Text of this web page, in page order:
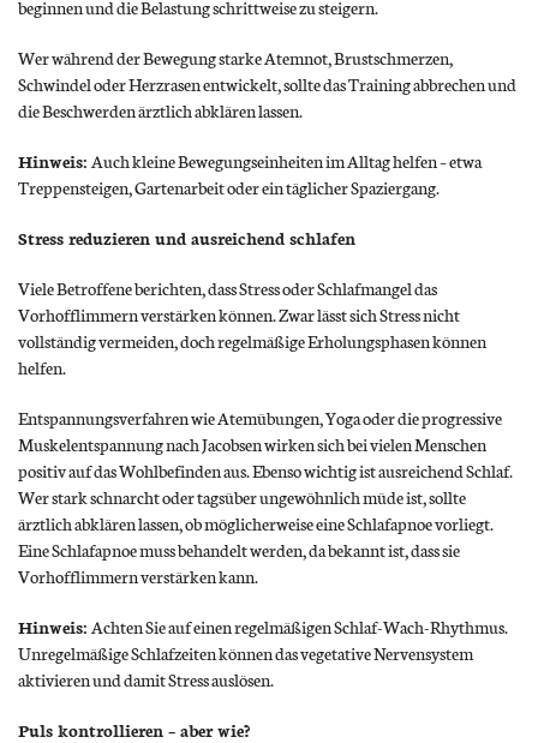
beginnen und die Belastung schrittweise zu steigern.
Wer während der Bewegung starke Atemnot, Brustschmerzen,
Schwindel oder Herzrasen entwickelt, sollte das Training abbrechen und
die Beschwerden ärztlich abklären lassen.
Hinweis: Auch kleine Bewegungseinheiten im Alltag helfen – etwa
Treppensteigen, Gartenarbeit oder ein täglicher Spaziergang.
Stress reduzieren und ausreichend schlafen
Viele Betroffene berichten, dass Stress oder Schlafmangel das
Vorhofflimmern verstärken können. Zwar lässt sich Stress nicht
vollständig vermeiden, doch regelmäßige Erholungsphasen können
helfen.
Entspannungsverfahren wie Atemübungen, Yoga oder die progressive
Muskelentspannung nach Jacobsen wirken sich bei vielen Menschen
positiv auf das Wohlbefinden aus. Ebenso wichtig ist ausreichend Schlaf.
Wer stark schnarcht oder tagsüber ungewöhnlich müde ist, sollte
ärztlich abklären lassen, ob möglicherweise eine Schlafapnoe vorliegt.
Eine Schlafapnoe muss behandelt werden, da bekannt ist, dass sie
Vorhofflimmern verstärken kann.
Hinweis: Achten Sie auf einen regelmäßigen Schlaf-Wach-Rhythmus.
Unregelmäßige Schlafzeiten können das vegetative Nervensystem
aktivieren und damit Stress auslösen.
Puls kontrollieren – aber wie?